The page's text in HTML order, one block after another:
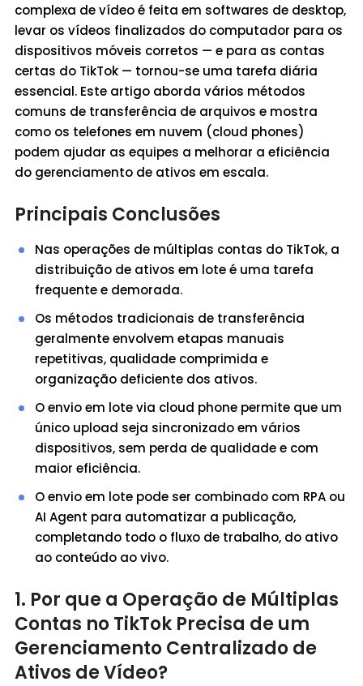
complexa de vídeo é feita em softwares de desktop,
levar os vídeos finalizados do computador para os
dispositivos móveis corretos — e para as contas
certas do TikTok — tornou-se uma tarefa diária
essencial. Este artigo aborda vários métodos
comuns de transferência de arquivos e mostra
como os telefones em nuvem (cloud phones)
podem ajudar as equipes a melhorar a eficiência
do gerenciamento de ativos em escala.
Principais Conclusões
Nas operações de múltiplas contas do TikTok, a
distribuição de ativos em lote é uma tarefa
frequente e demorada.
Os métodos tradicionais de transferência
geralmente envolvem etapas manuais
repetitivas, qualidade comprimida e
organização deficiente dos ativos.
O envio em lote via cloud phone permite que um
único upload seja sincronizado em vários
dispositivos, sem perda de qualidade e com
maior eficiência.
O envio em lote pode ser combinado com RPA ou
AI Agent para automatizar a publicação,
completando todo o fluxo de trabalho, do ativo
ao conteúdo ao vivo.
1. Por que a Operação de Múltiplas
Contas no TikTok Precisa de um
Gerenciamento Centralizado de
Ativos de Vídeo?